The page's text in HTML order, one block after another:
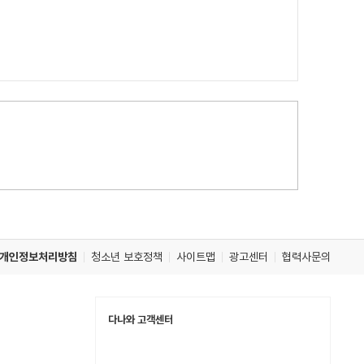
개인정보처리방침 청소년 보호정책 사이트맵 광고센터 협력사문의
다나와 고객센터